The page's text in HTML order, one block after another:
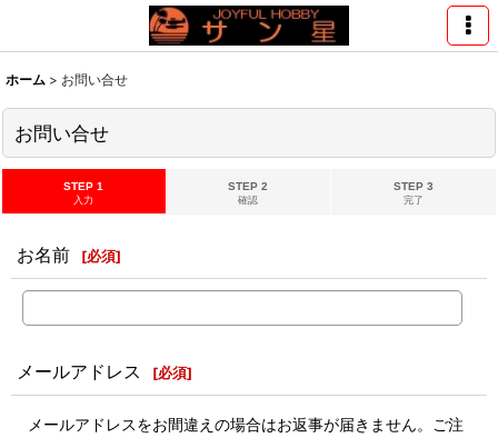
ホーム > お問い合せ
お問い合せ
STEP 1
入力
STEP 2
確認
STEP 3
完了
お名前 [必須]
メールアドレス [必須]
メールアドレスをお間違えの場合はお返事が届きません。ご注